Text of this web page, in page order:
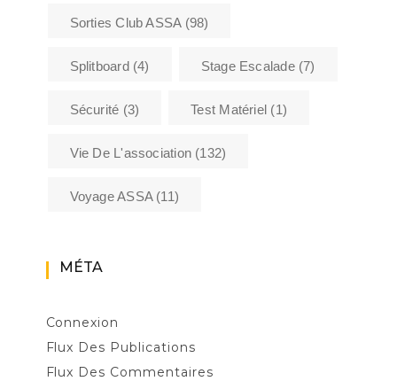
Sorties Club ASSA(98)
Splitboard(4) Stage Escalade(7)
Sécurité (3) Test Matériel (1)
Vie De L'association (132)
Voyage ASSA(11)
MÉTA
Connexion
Flux Des Publications
Flux Des Commentaires